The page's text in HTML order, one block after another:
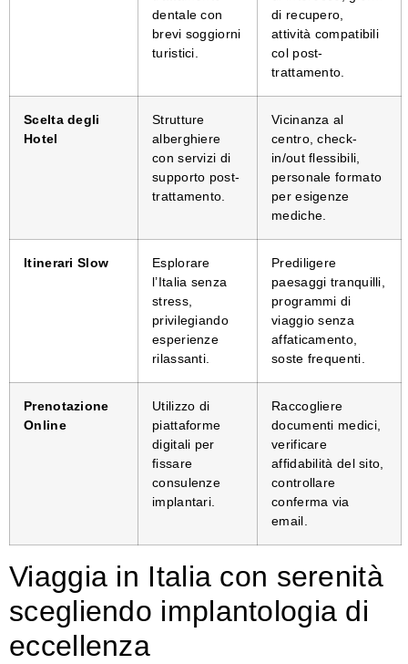
dentale con
brevi soggiorni
turistici.
di recupero,
attività compatibili
col post-
trattamento.
Scelta degli
Hotel
Strutture
alberghiere
con servizi di
supporto post-
trattamento.
Vicinanza al
centro, check-
in/out flessibili,
personale formato
per esigenze
mediche.
Itinerari Slow
Esplorare
l’Italia senza
stress,
privilegiando
esperienze
rilassanti.
Prediligere
paesaggi tranquilli,
programmi di
viaggio senza
affaticamento,
soste frequenti.
Prenotazione
Online
Utilizzo di
piattaforme
digitali per
fissare
consulenze
implantari.
Raccogliere
documenti medici,
verificare
affidabilità del sito,
controllare
conferma via
email.
Viaggia in Italia con serenità
scegliendo implantologia di
eccellenza